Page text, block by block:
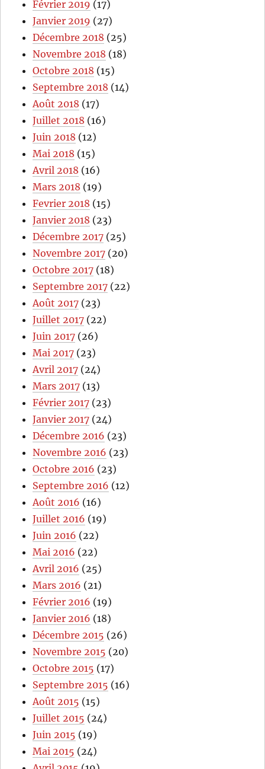
Février 2019 (17)
Janvier 2019 (27)
Décembre 2018 (25)
Novembre 2018 (18)
Octobre 2018 (15)
Septembre 2018 (14)
Août 2018 (17)
Juillet 2018 (16)
Juin 2018 (12)
Mai 2018 (15)
Avril 2018 (16)
Mars 2018 (19)
Fevrier 2018 (15)
Janvier 2018 (23)
Décembre 2017 (25)
Novembre 2017 (20)
Octobre 2017 (18)
Septembre 2017 (22)
Août 2017 (23)
Juillet 2017 (22)
Juin 2017 (26)
Mai 2017 (23)
Avril 2017 (24)
Mars 2017 (13)
Février 2017 (23)
Janvier 2017 (24)
Décembre 2016 (23)
Novembre 2016 (23)
Octobre 2016 (23)
Septembre 2016 (12)
Août 2016 (16)
Juillet 2016 (19)
Juin 2016 (22)
Mai 2016 (22)
Avril 2016 (25)
Mars 2016 (21)
Février 2016 (19)
Janvier 2016 (18)
Décembre 2015 (26)
Novembre 2015 (20)
Octobre 2015 (17)
Septembre 2015 (16)
Août 2015 (15)
Juillet 2015 (24)
Juin 2015 (19)
Mai 2015 (24)